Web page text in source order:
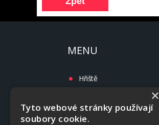
MENU
Hřiště
Liga
×
Tyto webové stránky používají
soubory cookie.